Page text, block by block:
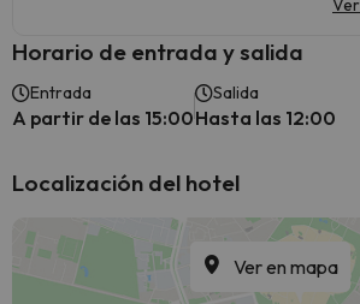
Horario de entrada y salida
Entrada
A partir de las 15:00
Salida
Hasta las 12:00
Localización del hotel
Ver en mapa